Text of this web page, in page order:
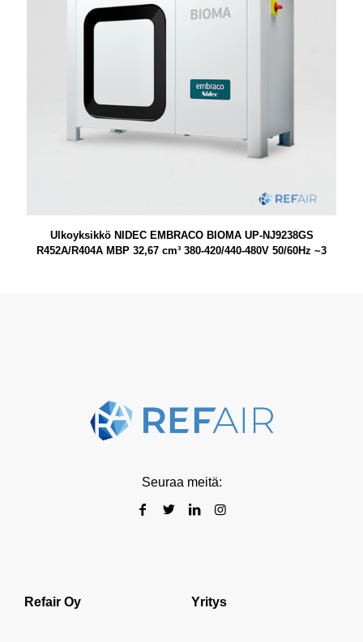
Ulkoyksikkö NIDEC EMBRACO BIOMA UP-NJ9238GS
R452A/R404A MBP 32,67 cm³ 380-420/440-480V 50/60Hz ~3
Seuraa meitä:
Refair Oy Yritys